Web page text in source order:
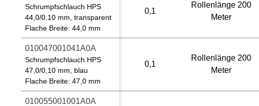
Schrumpfschlauch HPS
44,0/0,10 mm, transparent
Flache Breite: 44,0 mm
0,1
Rollenlänge 200
Meter
010047001041A0A
Schrumpfschlauch HPS
47,0/0,10 mm, blau
Flache Breite: 47,0 mm
0,1
Rollenlänge 200
Meter
010055001001A0A